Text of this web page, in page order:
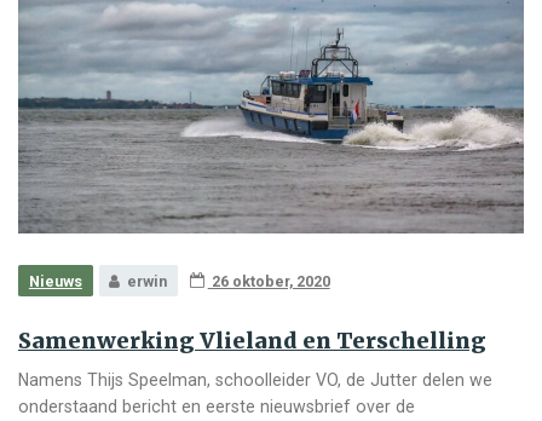
Nieuws erwin 26 oktober, 2020
Samenwerking Vlieland en Terschelling
Namens Thijs Speelman, schoolleider VO, de Jutter delen we
onderstaand bericht en eerste nieuwsbrief over de